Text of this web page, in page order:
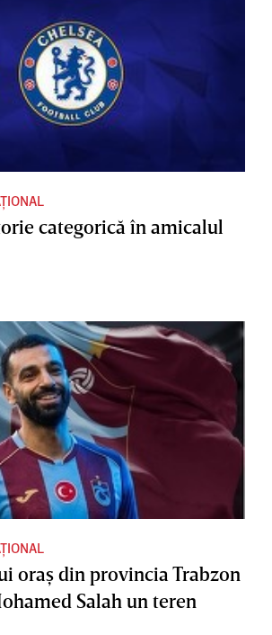
categorică în amicalul
oraş din provincia Trabzon
Salah un teren